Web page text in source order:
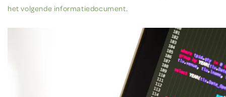
het volgende informatiedocument.